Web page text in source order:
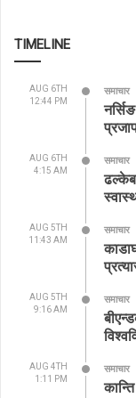
TIMELINE
AUG 6TH
12:44 PM
समाचार
AUG 6TH
4:15 AM
समाचार
AUG 5TH
11:43 AM
समाचार
AUG 5TH
9:16 AM
समाचार
AUG 4TH
1:11 PM
समाचार